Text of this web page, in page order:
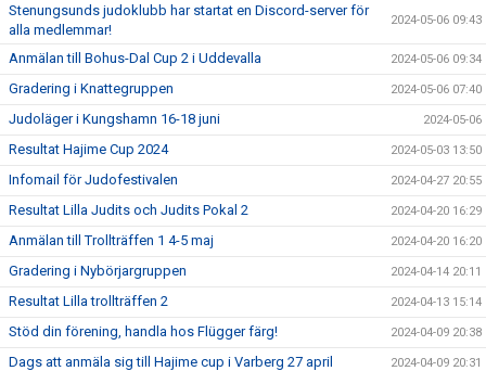
Stenungsunds judoklubb har startat en Discord-server för
alla medlemmar!
2024-05-06 09:43
Anmälan till Bohus-Dal Cup 2 i Uddevalla 2024-05-06 09:34
Gradering i Knattegruppen 2024-05-06 07:40
Judoläger i Kungshamn 16-18 juni 2024-05-06
Resultat Hajime Cup 2024 2024-05-03 13:50
Infomail för Judofestivalen 2024-04-27 20:55
Resultat Lilla Judits och Judits Pokal 2 2024-04-20 16:29
Anmälan till Trollträffen 1 4-5 maj 2024-04-20 16:20
Gradering i Nybörjargruppen 2024-04-14 20:11
Resultat Lilla trollträffen 2 2024-04-13 15:14
Stöd din förening, handla hos Flügger färg! 2024-04-09 20:38
Dags att anmäla sig till Hajime cup i Varberg 27 april 2024-04-09 20:31